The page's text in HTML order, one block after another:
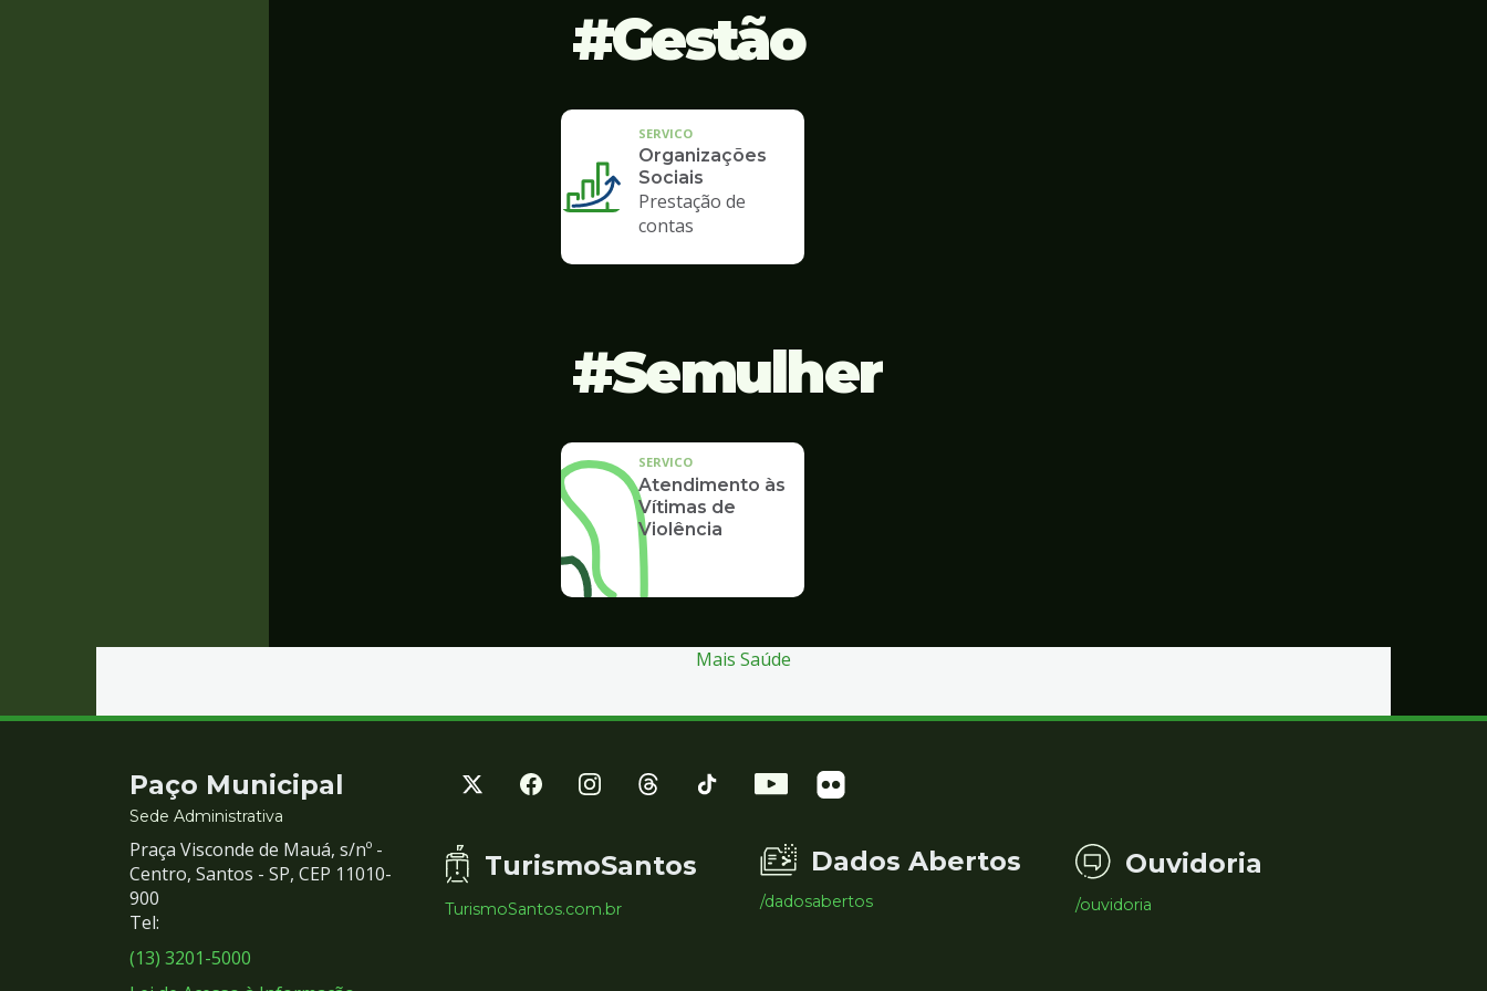
Gestão
SERVICO
Organizações
Sociais
Prestação de
contas
Semulher
SERVICO
Atendimento às
Vítimas de
Violência
Mais Saúde
Contato
e
Redes
Sociais
Paço Municipal
Sede Administrativa
Praça Visconde de Mauá, s/nº -
Centro, Santos - SP, CEP 11010-
900
Tel:
(13) 3201-5000
TurismoSantos
TurismoSantos.com.br
Dados Abertos
/dadosabertos
Ouvidoria
/ouvidoria